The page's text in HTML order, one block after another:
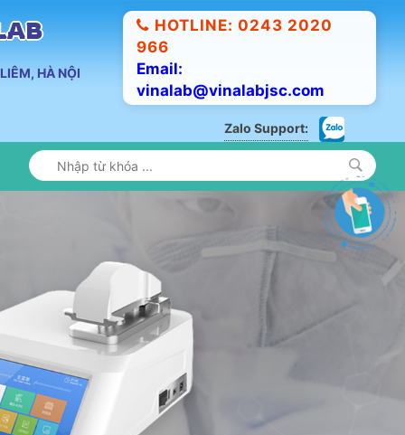
HÀ NỘI
HOTLINE: 0243 2020
966
Email:
vinalab@vinalabjsc.com
Zalo Support: